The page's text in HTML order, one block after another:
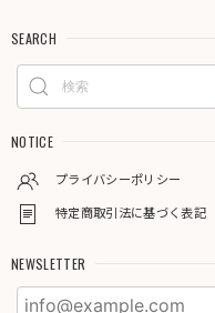
SEARCH
NOTICE
プライバシーポリシー
特定商取引法に基づく表記
NEWSLETTER